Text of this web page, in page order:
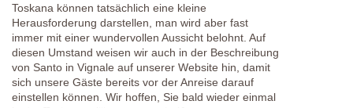
Toskana können tatsächlich eine kleine
Herausforderung darstellen, man wird aber fast
immer mit einer wundervollen Aussicht belohnt. Auf
diesen Umstand weisen wir auch in der Beschreibung
von Santo in Vignale auf unserer Website hin, damit
sich unsere Gäste bereits vor der Anreise darauf
einstellen können. Wir hoffen, Sie bald wieder einmal